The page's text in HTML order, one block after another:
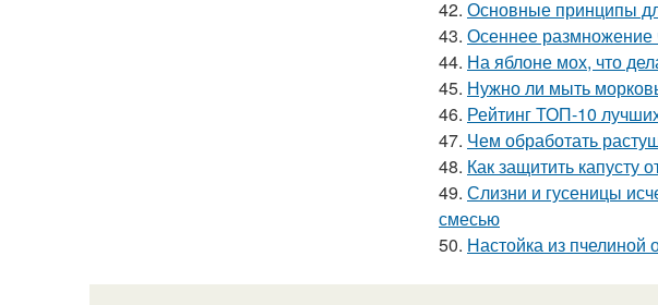
42. Основные принципы
43. Осеннее размножение
44. На яблоне мох, что
45. Нужно ли мыть
46. Рейтинг ТОП-10
47. Чем обработать
48. Как защитить капусту
49. Слизни и гусеницы
смесью
50. Настойка из пчелиной